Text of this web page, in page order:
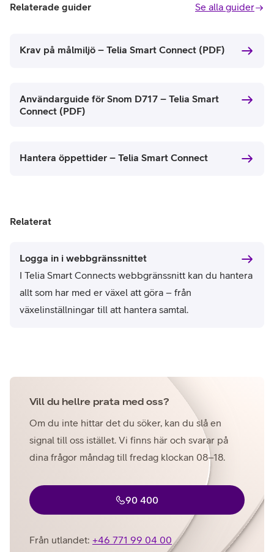
Relaterade guider Se alla guider
Krav på målmiljö – Telia Smart Connect (PDF)
Användarguide för Snom D717 – Telia Smart
Connect (PDF)
Hantera öppettider – Telia Smart Connect
Relaterat
Logga in i webbgränssnittet
I Telia Smart Connects webbgränssnitt kan du hantera
allt som har med er växel att göra – från
växelinställningar till att hantera samtal.
Vill du hellre prata med oss?
Om du inte hittar det du söker, kan du slå en
signal till oss istället. Vi finns här och svarar på
dina frågor måndag till fredag klockan 08–18.
90 400
Från utlandet: +46 771 99 04 00